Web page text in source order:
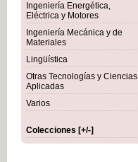
Ingeniería Energética,
Eléctrica y Motores
Ingeniería Mecánica y de
Materiales
Lingüística
Otras Tecnologías y Ciencias
Aplicadas
Varios
Colecciones [+/-]